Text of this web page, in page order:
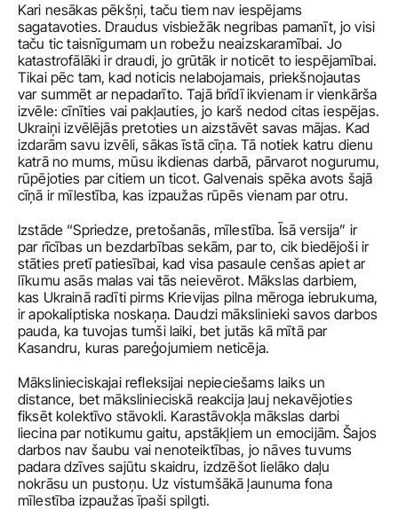
Kari nesākas pēkšņi, taču tiem nav iespējams
sagatavoties. Draudus visbiežāk negribas pamanīt, jo visi
taču tic taisnīgumam un robežu neaizskaramībai. Jo
katastrofālāki ir draudi, jo grūtāk ir noticēt to iespējamībai.
Tikai pēc tam, kad noticis nelabojamais, priekšnojautas
var summēt ar nepadarīto. Tajā brīdī ikvienam ir vienkārša
izvēle: cīnīties vai pakļauties, jo karš nedod citas iespējas.
Ukraiņi izvēlējās pretoties un aizstāvēt savas mājas. Kad
izdarām savu izvēli, sākas īstā cīņa. Tā notiek katru dienu
katrā no mums, mūsu ikdienas darbā, pārvarot nogurumu,
rūpējoties par citiem un ticot. Galvenais spēka avots šajā
cīņā ir mīlestība, kas izpaužas rūpēs vienam par otru.
Izstāde “Spriedze, pretošanās, mīlestība. Īsā versija” ir
par rīcības un bezdarbības sekām, par to, cik biedējoši ir
stāties pretī patiesībai, kad visa pasaule cenšas apiet ar
līkumu asās malas vai tās neievērot. Mākslas darbiem,
kas Ukrainā radīti pirms Krievijas pilna mēroga iebrukuma,
ir apokaliptiska noskaņa. Daudzi mākslinieki savos darbos
pauda, ka tuvojas tumši laiki, bet jutās kā mītā par
Kasandru, kuras pareģojumiem neticēja.
Mākslinieciskajai refleksijai nepieciešams laiks un
distance, bet mākslinieciskā reakcija ļauj nekavējoties
fiksēt kolektīvo stāvokli. Karastāvokļa mākslas darbi
liecina par notikumu gaitu, apstākļiem un emocijām. Šajos
darbos nav šaubu vai nenoteiktības, jo nāves tuvums
padara dzīves sajūtu skaidru, izdzēšot lielāko daļu
nokrāsu un pustoņu. Uz vistumšākā ļaunuma fona
mīlestība izpaužas īpaši spilgti.